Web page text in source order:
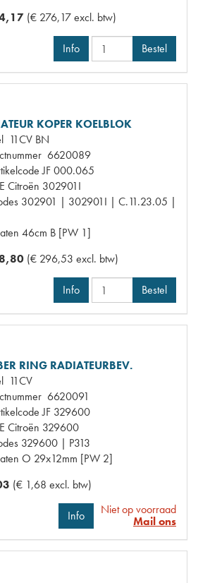
(€ 276,17 excl. btw)
Info Bestel
KOPER KOELBLOK
11CV BN
6620089
JF000.065
Citroën 302901I
302901 | 302901I | C.11.23.05 |
46cm B [PW 1]
(€ 296,53 excl. btw)
Info Bestel
RING RADIATEURBEV.
11CV
6620091
JF 329600
Citroën 329600
329600 | P313
O 29x12mm [PW 2]
(€ 1,68 excl. btw)
Info
Niet op voorraad
Mail ons